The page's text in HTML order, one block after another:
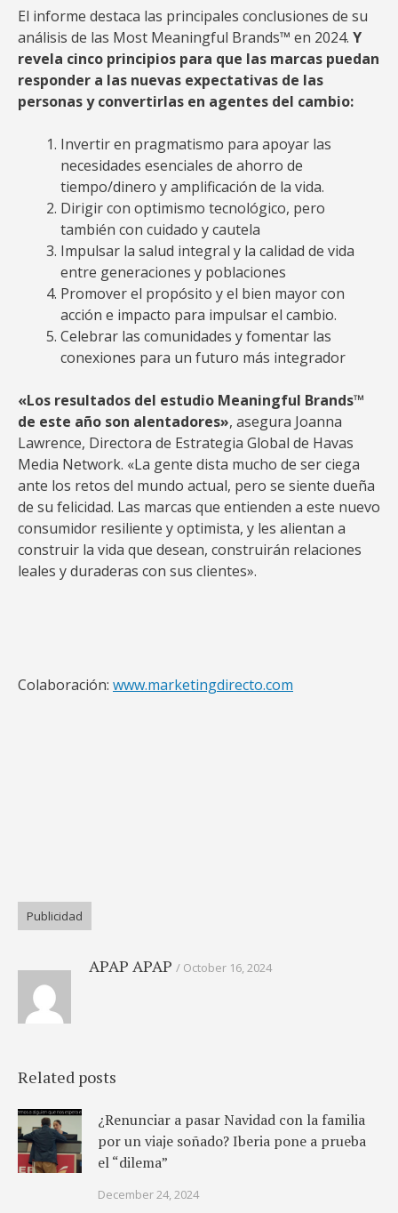
El informe destaca las principales conclusiones de su
análisis de las Most Meaningful Brands™ en 2024. Y
revela cinco principios para que las marcas puedan
responder a las nuevas expectativas de las
personas y convertirlas en agentes del cambio:
Invertir en pragmatismo para apoyar las
necesidades esenciales de ahorro de
tiempo/dinero y amplificación de la vida.
Dirigir con optimismo tecnológico, pero
también con cuidado y cautela
Impulsar la salud integral y la calidad de vida
entre generaciones y poblaciones
Promover el propósito y el bien mayor con
acción e impacto para impulsar el cambio.
Celebrar las comunidades y fomentar las
conexiones para un futuro más integrador
«Los resultados del estudio Meaningful Brands™
de este año son alentadores», asegura Joanna
Lawrence, Directora de Estrategia Global de Havas
Media Network. «La gente dista mucho de ser ciega
ante los retos del mundo actual, pero se siente dueña
de su felicidad. Las marcas que entienden a este nuevo
consumidor resiliente y optimista, y les alientan a
construir la vida que desean, construirán relaciones
leales y duraderas con sus clientes».
Colaboración: www.marketingdirecto.com
Publicidad
APAP APAP October 16, 2024
Related posts
¿Renunciar a pasar Navidad con la familia
por un viaje soñado? Iberia pone a prueba
el “dilema”
December 24, 2024